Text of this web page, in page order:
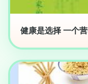
健康是选择 一个